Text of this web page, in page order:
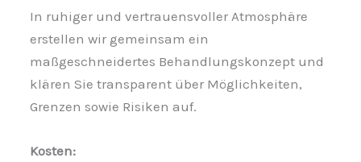
In ruhiger und vertrauensvoller Atmosphäre
erstellen wir gemeinsam ein
maßgeschneidertes Behandlungskonzept und
klären Sie transparent über Möglichkeiten,
Grenzen sowie Risiken auf.
Kosten: